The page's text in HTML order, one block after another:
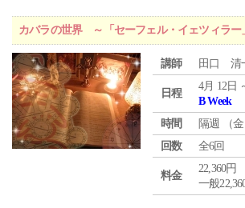
カバラの世界 ～「セーフェル・イェツィラー
講師 田口 清
日程
4月 12日
B Week
時間
隔週 （金
回数
全6回
料金
22,360円
一般